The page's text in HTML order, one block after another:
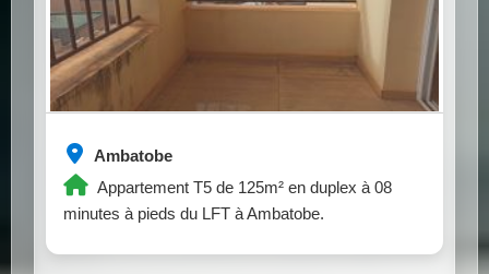
Ambatobe
Appartement T5 de 125m² en duplex à 08
minutes à pieds du LFT à Ambatobe.